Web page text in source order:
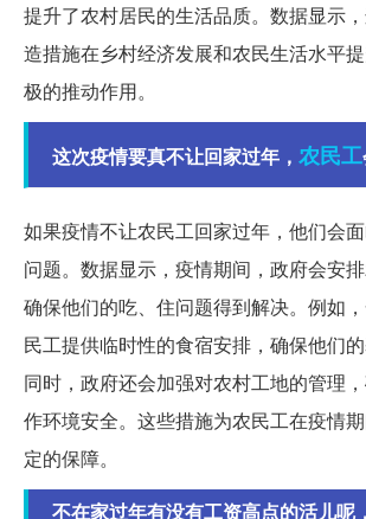
提升了农村居民的生活品质。数据显示
造措施在乡村经济发展和农民生活水平
极的推动作用。
这次疫情要真不让回家过年， 农民工
如果疫情不让农民工回家过年，他们会
问题。数据显示，疫情期间，政府会安
确保他们的吃、住问题得到解决。例如
民工提供临时性的食宿安排，确保他们的
同时，政府还会加强对农村工地的管理
作环境安全。这些措施为农民工在疫情
定的保障。
不在家过年有没有工资高点的活儿呢